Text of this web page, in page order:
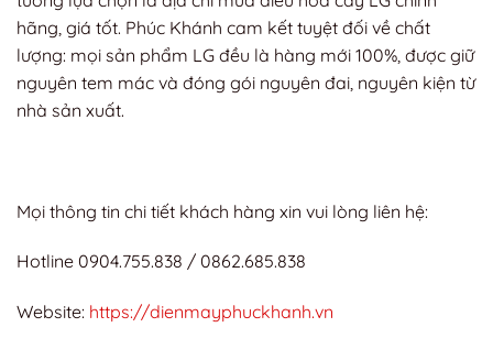
hãng, giá tốt. Phúc Khánh cam kết tuyệt đối về chất
lượng: mọi sản phẩm LG đều là hàng mới 100%, được giữ
nguyên tem mác và đóng gói nguyên đai, nguyên kiện từ
nhà sản xuất.
Mọi thông tin chi tiết khách hàng xin vui lòng liên hệ:
Hotline 0904.755.838 / 0862.685.838
Website: https://dienmayphuckhanh.vn